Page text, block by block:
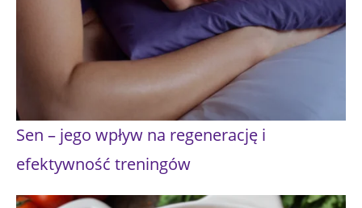
Sen – jego wpływ na regenerację i
efektywność treningów